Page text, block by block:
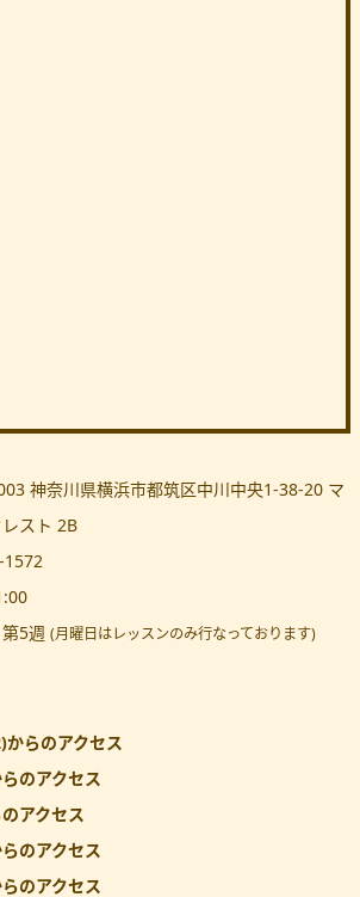
神奈川県横浜市都筑区中川中央1-38-20 マ
スト 2B
1572
5週 (月曜日はレッスンのみ行なっております)
からのアクセス
のアクセス
アクセス
のアクセス
のアクセス